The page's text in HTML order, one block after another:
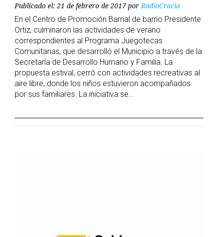
Publicado el: 21 de febrero de 2017 porRadioCracia
En el Centro de Promoción Barrial de barrio Presidente
Ortiz, culminaron las actividades de verano
correspondientes al Programa Juegotecas
Comunitarias, que desarrolló el Municipio a través de la
Secretaría de Desarrollo Humano y Familia. La
propuesta estival, cerró con actividades recreativas al
aire libre, donde los niños estuvieron acompañados
por sus familiares. La iniciativa se…